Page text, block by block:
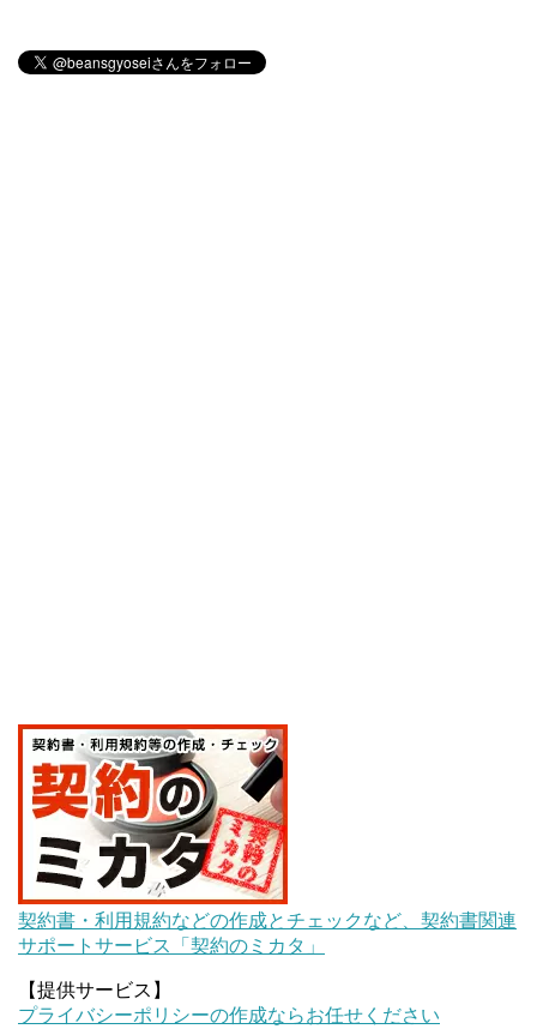
契約書・利用規約などの作成とチェックなど、契約書関連
サポートサービス「契約のミカタ」
【提供サービス】
プライバシーポリシーの作成ならお任せください